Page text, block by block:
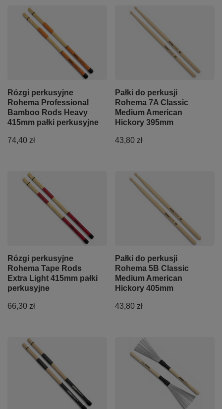
Rózgi perkusyjne
Rohema Professional
Bamboo Rods Heavy
415mm pałki perkusyjne
74,40 zł
Pałki do perkusji
Rohema 7A Classic
Medium American
Hickory 395mm
43,80 zł
Rózgi perkusyjne
Rohema Tape Rods
Extra Light 415mm pałki
perkusyjne
66,30 zł
Pałki do perkusji
Rohema 5B Classic
Medium American
Hickory 405mm
43,80 zł